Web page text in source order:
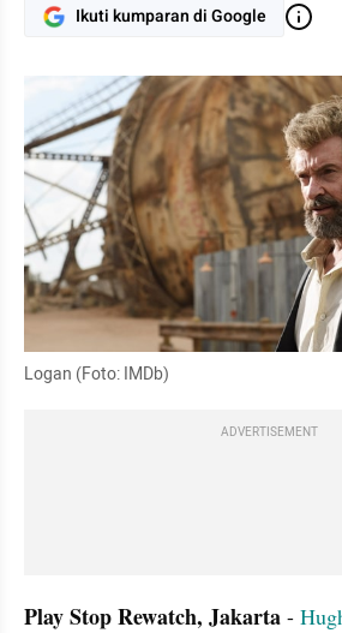
Ikuti kumparan di Google
Logan (Foto: IMDb)
ADVERTISEMENT
Play Stop Rewatch, Jakarta -